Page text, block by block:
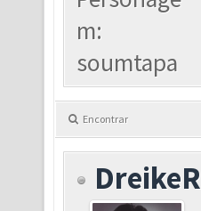
m:
soumtapa
Encontrar
DreikeR